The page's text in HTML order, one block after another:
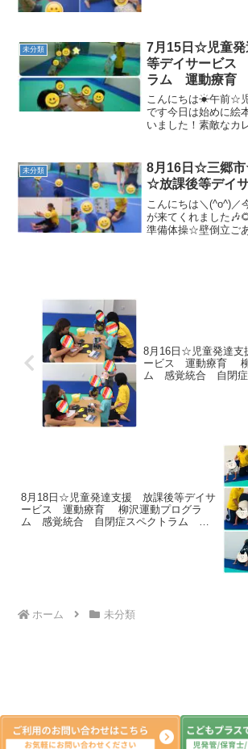
憩を取りながら・・
未分類
7月15日☆児童
等デイサービス
ラム 運動療育
市 八潮市 気
こんにちは☀午前☆
です今日は始めに絵
いました！素敵なカ
ねっこ上手になって
大好きなロボット歩
未分類
8月16日☆三郷
☆放課後等デイ
こんにちは＼(^o^)／
が来てくれました
準備体操☆壁倒立ご
8月16日☆児童発達
ービス 運動療育 柳
ム 感覚統合 自閉
8月18日☆児童発達支援 放課後等デイサ
ービス 運動療育 柳沢運動プログラ
ム 感覚統合 自閉症スペクトラム Ａ
ホーム 未分類